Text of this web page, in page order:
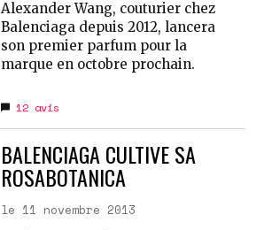
Alexander Wang, couturier chez
Balenciaga depuis 2012, lancera
son premier parfum pour la
marque en octobre prochain.
12 avis
BALENCIAGA CULTIVE SA
ROSABOTANICA
le 11 novembre 2013